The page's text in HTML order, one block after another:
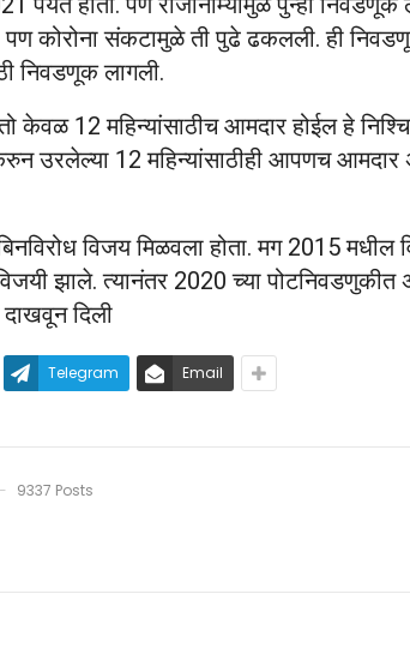
पण कोरोना संकटामुळे ती पुढे ढकलली. ही
निवडणूक लागली.
केवळ 12 महिन्यांसाठीच आमदार होईल हे
उरलेल्या 12 महिन्यांसाठीही आपणच
विजय मिळवला होता. मग 2015 मधील
झाले. त्यानंतर 2020 च्या पोटनिवडणुकीत
दिली
Telegram Email
9337 Posts